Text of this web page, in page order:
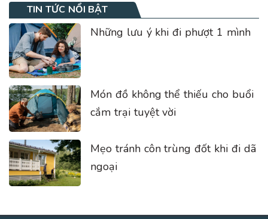
TIN TỨC NỔI BẬT
Những lưu ý khi đi phượt 1 mình
Món đồ không thể thiếu cho buổi
cắm trại tuyệt vời
Mẹo tránh côn trùng đốt khi đi dã
ngoại